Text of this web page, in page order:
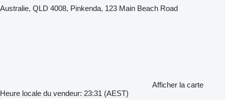
Australie, QLD 4008, Pinkenda, 123 Main Beach Road
Afficher la carte
Heure locale du vendeur: 23:31 (AEST)